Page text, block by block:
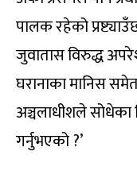
पालक रहेको
जुवातास विरुद्ध
घरानाका मानिस
अञ्चलाधीशले
गर्नुभएको ?’